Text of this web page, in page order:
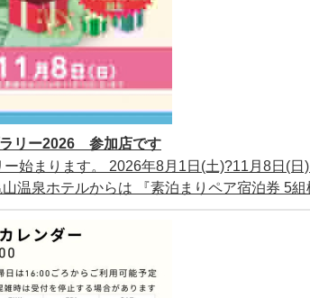
ラリー2026 参加店です
始まります。 2026年8月1日(土)?11月8日(
温泉ホテルからは 『素泊まりペア宿泊券 5組